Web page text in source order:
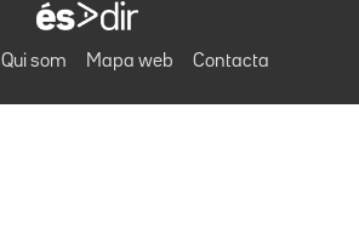
Qui som Mapa web Contacta